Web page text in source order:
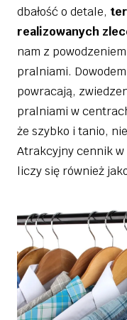
dbałość o detale,
realizowanych
nam z
pralniami.
powracają,
pralniami w
że szybko i tanio,
Atrakcyjny cennik
liczy się również